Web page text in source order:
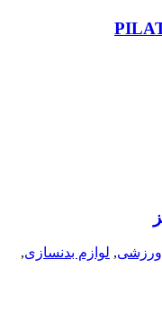
ورزشی, لوازم بدنسازی,